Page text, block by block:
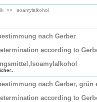
>> Isoamylalkohol
nach Gerber
according to
nach Gerber, grün
according to